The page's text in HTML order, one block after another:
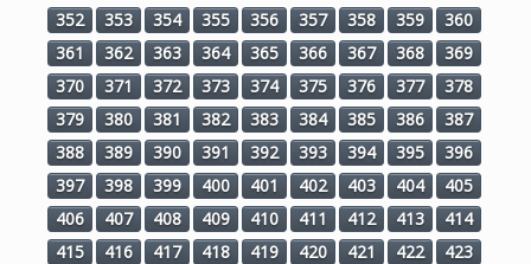
352
353 354 355 356 357 358 359
360
361
362 363 364 365 366 367 368
369
370
371 372 373 374 375 376 377
378
379
380 381 382 383 384 385 386
387
388
389 390 391 392 393 394 395
396
397
398 399 400 401 402 403 404
405
406
407 408 409 410 411 412 413
414
415
416 417 418 419 420 421 422
423